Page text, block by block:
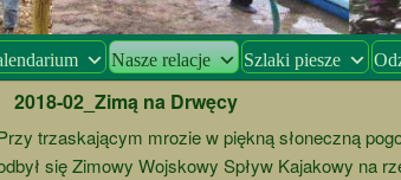
Nasze relacje Szlaki piesze
2018-02_Zimą na Drwęcy
trzaskającym mrozie w piękną słoneczną
się Zimowy Wojskowy Spływ Kajakowy na